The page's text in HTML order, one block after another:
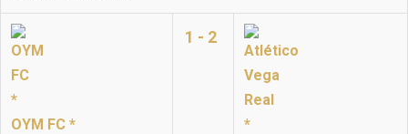
OYM FC *
1 - 2